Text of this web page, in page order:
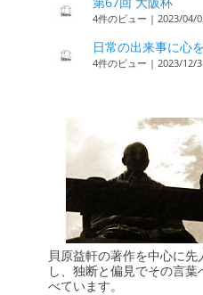
4件のビュー | 2023/04/
日常の出来事に心
4件のビュー | 2023/12/
貝原益軒の著作を中心に
し、独断と偏見でその言
べています。